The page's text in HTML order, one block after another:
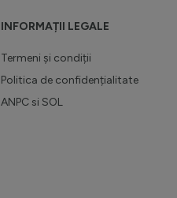
INFORMAȚII LEGALE
Termeni și condiții
Politica de confidențialitate
ANPC si SOL